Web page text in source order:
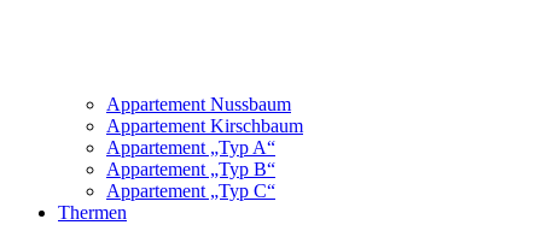
Appartement Nussbaum
Appartement Kirschbaum
Appartement „Typ A“
Appartement „Typ B“
Appartement „Typ C“
Thermen